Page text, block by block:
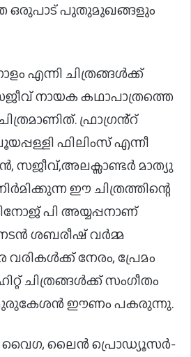
ഒരുപാട് പുതുമുഖങ്ങളും
എന്നി ചിത്രങ്ങൾക്ക്
നായക കഥാപാത്രത്തെ
ഫ്രാഗ്രൻ്റ്
ഫിലിംസ് എന്നീ
മാത്യു
ഈ ചിത്രത്തിന്റെ
പി അയ്യപ്പനാണ്
ശബരീഷ് വർമ്മ
നേരം, പ്രേമം
ചിത്രങ്ങൾക്ക് സംഗീതം
മുരുകേശൻ ഈണം പകരുന്നു.
വൈഗ, ലൈൻ പ്രൊഡ്യൂസർ-